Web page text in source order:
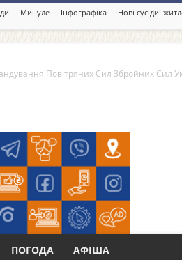
Минуле Інфографіка Нові сусіди:
ПОГОДА АФІША
Повітряних Сил Збройних Сил
Сил